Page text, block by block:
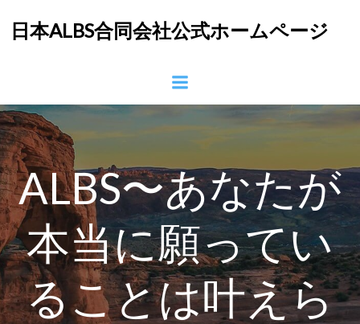
ン
ツ
へ
ス
プ
日本ALBS合同会社公式ホームページ
ALBS〜あなたが
本当に願ってい
ることは叶えら